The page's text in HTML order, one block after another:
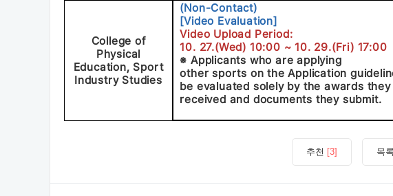
College of
Physical
Education, Sport
Industry Studies
(Non-Contact)
[Video Evaluation]
Video Upload Period:
10. 27.(Wed) 10:00 ~ 10. 29.(Fri) 17:00
※ Applicants who are applying
other sports on the Application
be evaluated solely by the awards they
received and documents they submit.
추천 [3] 목